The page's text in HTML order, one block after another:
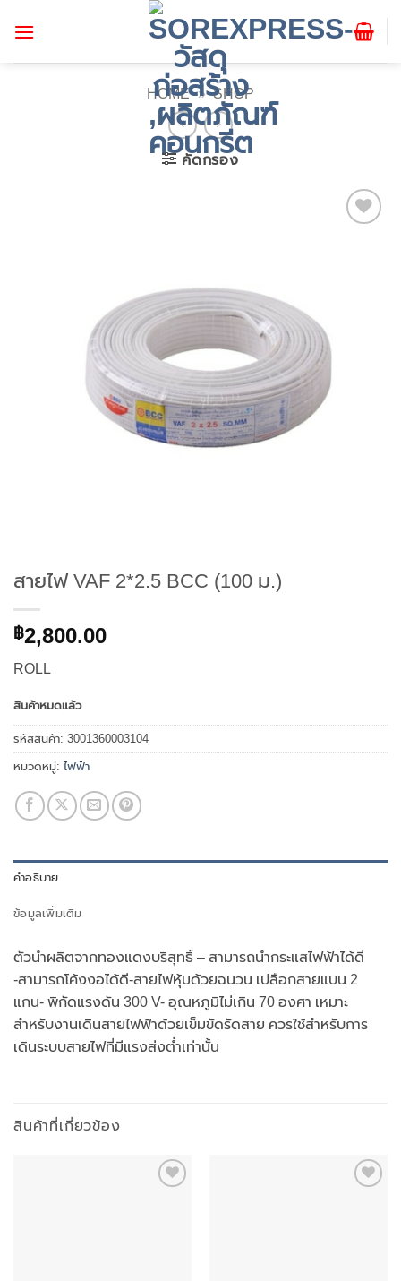
HOME » SHOP
คัดกรอง
สายไฟ VAF 2*2.5 BCC (100 ม.)
฿2,800.00
ROLL
สินค้าหมดแล้ว
รหัสสินค้า: 3001360003104
หมวดหมู่: ไฟฟ้า
คำอธิบาย
ข้อมูลเพิ่มเติม
ตัวนำผลิตจากทองแดงบริสุทธิ์ – สามารถนำกระแสไฟฟ้าได้ดี
-สามารถโค้งงอได้ดี-สายไฟหุ้มด้วยฉนวน เปลือกสายแบน 2
แกน- พิกัดแรงดัน 300 V- อุณหภูมิไม่เกิน 70 องศา เหมาะ
สำหรับงานเดินสายไฟฟ้าด้วยเข็มขัดรัดสาย ควรใช้สำหรับการ
เดินระบบสายไฟที่มีแรงส่งต่ำเท่านั้น
สินค้าที่เกี่ยวข้อง